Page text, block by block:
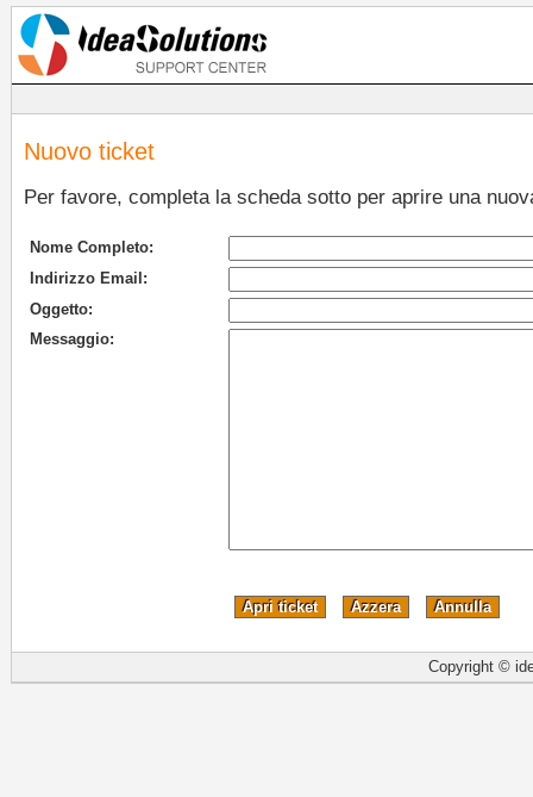
Nuovo ticket
Per favore, completa la scheda sotto per aprire una
Nome Completo:
Indirizzo Email:
Oggetto:
Messaggio:
Copyright ©